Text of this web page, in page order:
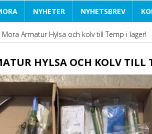
NYHETER NYHETSBREV
Mora Armatur Hylsa och kolv till Temp i lager!
HYLSA OCH KOLV TILL